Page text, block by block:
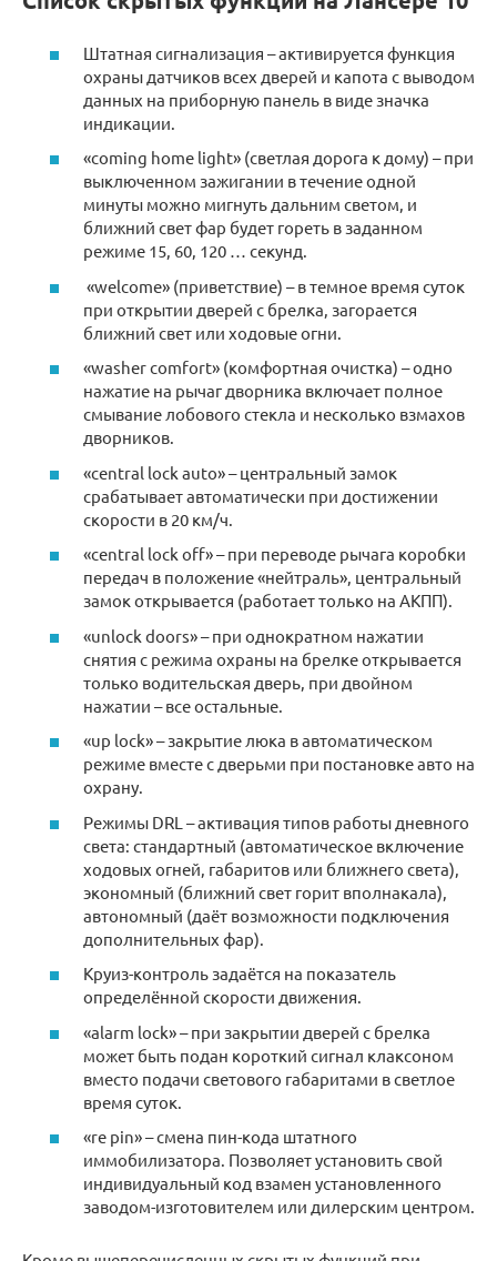
Штатная сигнализация – активируется функция
охраны датчиков всех дверей и капота с выводом
данных на приборную панель в виде значка
индикации.
«coming home light» (светлая дорога к дому) – при
выключенном зажигании в течение одной
минуты можно мигнуть дальним светом, и
ближний свет фар будет гореть в заданном
режиме 15, 60, 120 … секунд.
«welcome» (приветствие) – в темное время суток
при открытии дверей с брелка, загорается
ближний свет или ходовые огни.
«washer comfort» (комфортная очистка) – одно
нажатие на рычаг дворника включает полное
смывание лобового стекла и несколько взмахов
дворников.
«central lock auto» – центральный замок
срабатывает автоматически при достижении
скорости в 20 км/ч.
«central lock off» – при переводе рычага коробки
передач в положение «нейтраль», центральный
замок открывается (работает только на АКПП).
«unlock doors» – при однократном нажатии
снятия с режима охраны на брелке открывается
только водительская дверь, при двойном
нажатии – все остальные.
«up lock» – закрытие люка в автоматическом
режиме вместе с дверьми при постановке авто на
охрану.
Режимы DRL – активация типов работы дневного
света: стандартный (автоматическое включение
ходовых огней, габаритов или ближнего света),
экономный (ближний свет горит вполнакала),
автономный (даёт возможности подключения
дополнительных фар).
Круиз-контроль задаётся на показатель
определённой скорости движения.
«alarm lock» – при закрытии дверей с брелка
может быть подан короткий сигнал клаксоном
вместо подачи светового габаритами в светлое
время суток.
«re pin» – смена пин-кода штатного
иммобилизатора. Позволяет установить свой
индивидуальный код взамен установленного
заводом-изготовителем или дилерским центром.